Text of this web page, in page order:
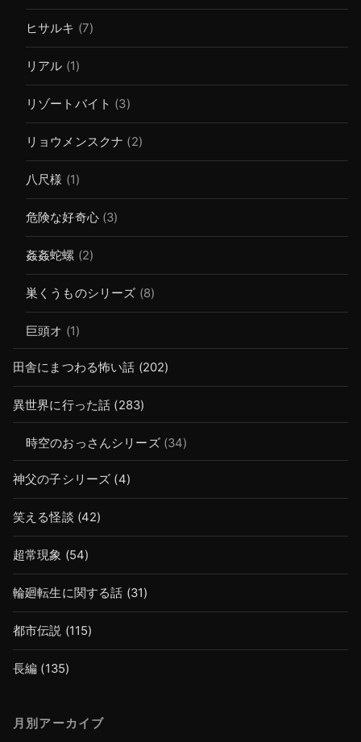
ヒサルキ (7)
リアル (1)
リゾートバイト (3)
リョウメンスクナ (2)
八尺様 (1)
危険な好奇心(3)
姦姦蛇螺 (2)
巣くうものシリーズ (8)
巨頭オ (1)
田舎にまつわる怖い話 (202)
異世界に行った話 (283)
時空のおっさんシリーズ(34)
神父の子シリーズ (4)
笑える怪談 (42)
超常現象 (54)
輪廻転生に関する話 (31)
都市伝説 (115)
長編 (135)
月別アーカイブ